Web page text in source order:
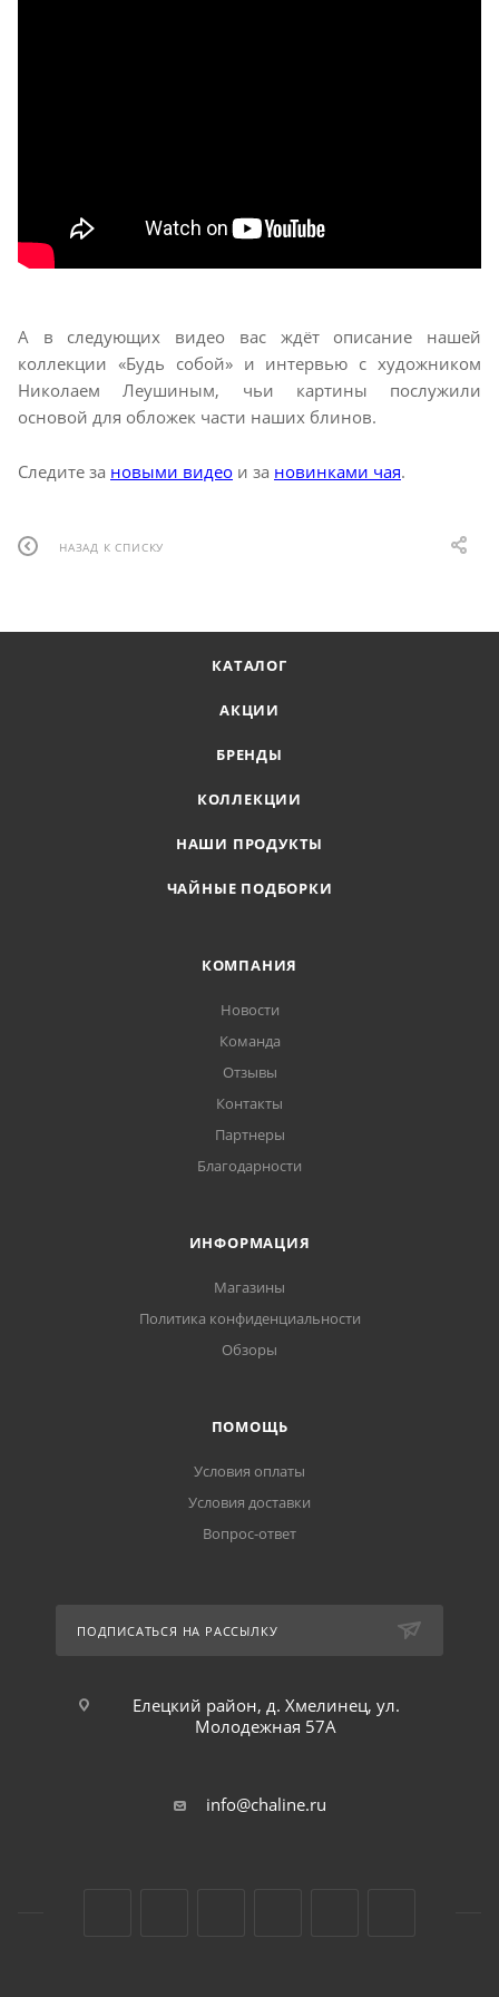
А в следующих видео вас ждёт описание нашей
коллекции «Будь собой» и интервью с художником
Николаем Леушиным, чьи картины послужили
основой для обложек части наших блинов.
Следите за новыми видео и за новинками чая.
НАЗАД К СПИСКУ
КАТАЛОГ
АКЦИИ
БРЕНДЫ
КОЛЛЕКЦИИ
НАШИ ПРОДУКТЫ
ЧАЙНЫЕ ПОДБОРКИ
КОМПАНИЯ
Новости
Команда
Отзывы
Контакты
Партнеры
Благодарности
ИНФОРМАЦИЯ
Магазины
Политика конфиденциальности
Обзоры
ПОМОЩЬ
Условия оплаты
Условия доставки
Вопрос-ответ
ПОДПИСАТЬСЯ НА РАССЫЛКУ
Елецкий район, д. Хмелинец, ул.
Молодежная 57А
info@chaline.ru